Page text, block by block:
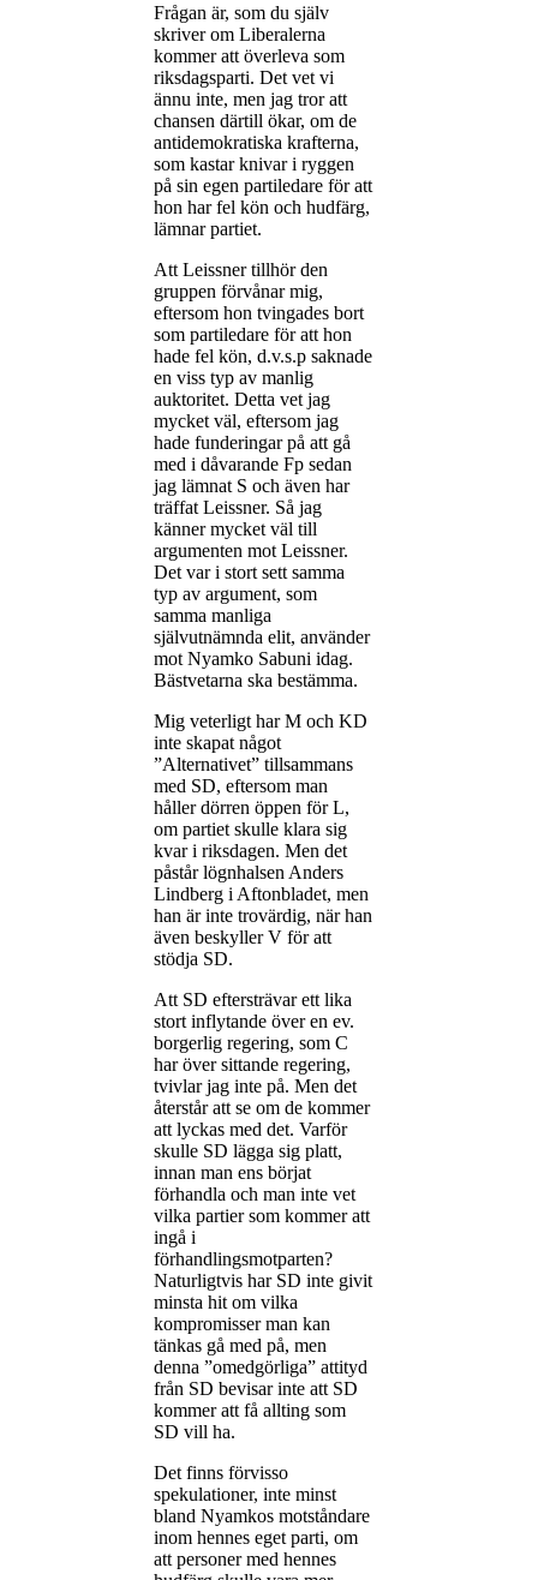
Frågan är, som du själv
skriver om Liberalerna
kommer att överleva som
riksdagsparti. Det vet vi
ännu inte, men jag tror att
chansen därtill ökar, om de
antidemokratiska krafterna,
som kastar knivar i ryggen
på sin egen partiledare för att
hon har fel kön och hudfärg,
lämnar partiet.
Att Leissner tillhör den
gruppen förvånar mig,
eftersom hon tvingades bort
som partiledare för att hon
hade fel kön, d.v.s.p saknade
en viss typ av manlig
auktoritet. Detta vet jag
mycket väl, eftersom jag
hade funderingar på att gå
med i dåvarande Fp sedan
jag lämnat S och även har
träffat Leissner. Så jag
känner mycket väl till
argumenten mot Leissner.
Det var i stort sett samma
typ av argument, som
samma manliga
självutnämnda elit, använder
mot Nyamko Sabuni idag.
Bästvetarna ska bestämma.
Mig veterligt har M och KD
inte skapat något
”Alternativet” tillsammans
med SD, eftersom man
håller dörren öppen för L,
om partiet skulle klara sig
kvar i riksdagen. Men det
påstår lögnhalsen Anders
Lindberg i Aftonbladet, men
han är inte trovärdig, när han
även beskyller V för att
stödja SD.
Att SD eftersträvar ett lika
stort inflytande över en ev.
borgerlig regering, som C
har över sittande regering,
tvivlar jag inte på. Men det
återstår att se om de kommer
att lyckas med det. Varför
skulle SD lägga sig platt,
innan man ens börjat
förhandla och man inte vet
vilka partier som kommer att
ingå i
förhandlingsmotparten?
Naturligtvis har SD inte givit
minsta hit om vilka
kompromisser man kan
tänkas gå med på, men
denna ”omedgörliga” attityd
från SD bevisar inte att SD
kommer att få allting som
SD vill ha.
Det finns förvisso
spekulationer, inte minst
bland Nyamkos motståndare
inom hennes eget parti, om
att personer med hennes